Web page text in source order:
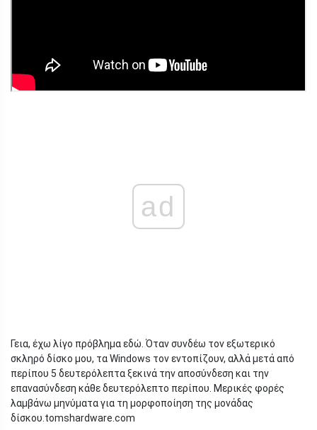
ad
Γεια, έχω λίγο πρόβλημα εδώ. Όταν συνδέω τον εξωτερικό
σκληρό δίσκο μου, τα Windows τον εντοπίζουν, αλλά μετά από
περίπου 5 δευτερόλεπτα ξεκινά την αποσύνδεση και την
επανασύνδεση κάθε δευτερόλεπτο περίπου. Μερικές φορές
λαμβάνω μηνύματα για τη μορφοποίηση της μονάδας
δίσκου. tomshardware.com